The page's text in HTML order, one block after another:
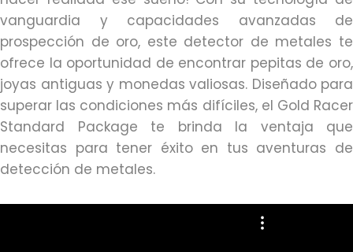
vanguardia y capacidades avanzadas de
prospección de oro, este detector de metales te
ofrece la oportunidad de encontrar pepitas de oro,
joyas antiguas y monedas valiosas. Diseñado para
superar las condiciones más difíciles, el Gold Racer
Standard Package te brinda la ventaja que
necesitas para tener éxito en tus aventuras de
detección de metales.